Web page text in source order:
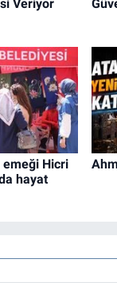
Veriyor
emeği Hicri
hayat